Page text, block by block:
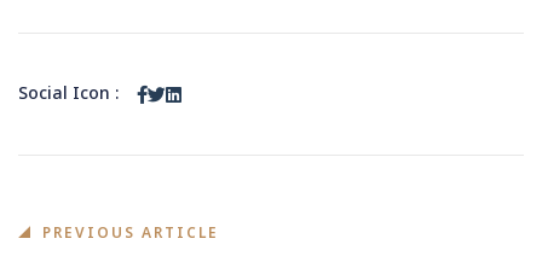
Social Icon :
PREVIOUS ARTICLE